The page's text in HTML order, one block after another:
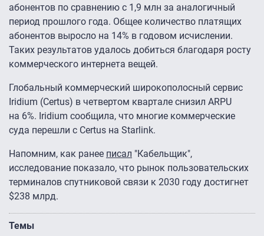
абонентов по сравнению с 1,9 млн за аналогичный
период прошлого года. Общее количество платящих
абонентов выросло на 14% в годовом исчислении.
Таких результатов удалось добиться благодаря росту
коммерческого интернета вещей.
Глобальный коммерческий широкополосный сервис
Iridium (Certus) в четвертом квартале снизил ARPU
на 6%. Iridium сообщила, что многие коммерческие
суда перешли с Certus на Starlink.
Напомним, как ранее писал "Кабельщик",
исследование показало, что рынок пользовательских
терминалов спутниковой связи к 2030 году достигнет
$238 млрд.
Темы